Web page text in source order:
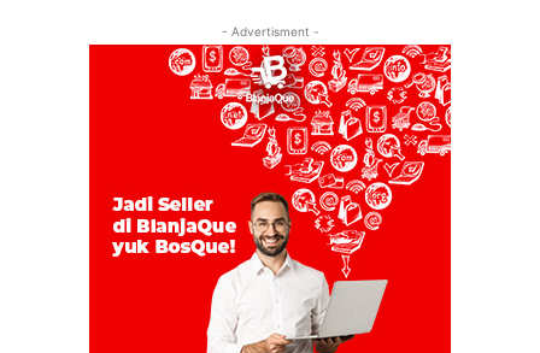
- Advertisment -